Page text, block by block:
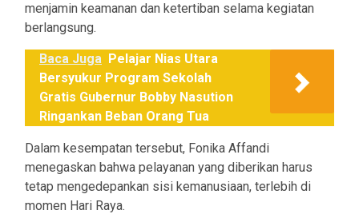
menjamin keamanan dan ketertiban selama kegiatan
berlangsung.
Baca Juga Pelajar Nias Utara
Bersyukur Program Sekolah
Gratis Gubernur Bobby Nasution
Ringankan Beban Orang Tua
Dalam kesempatan tersebut, Fonika Affandi
menegaskan bahwa pelayanan yang diberikan harus
tetap mengedepankan sisi kemanusiaan, terlebih di
momen Hari Raya.